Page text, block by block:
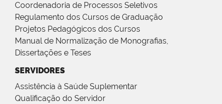
Coordenadoria de Processos Seletivos
Regulamento dos Cursos de Graduação
Projetos Pedagógicos dos Cursos
Manual de Normalização de Monografias,
Dissertações e Teses
SERVIDORES
Assistência à Saúde Suplementar
Qualificação do Servidor